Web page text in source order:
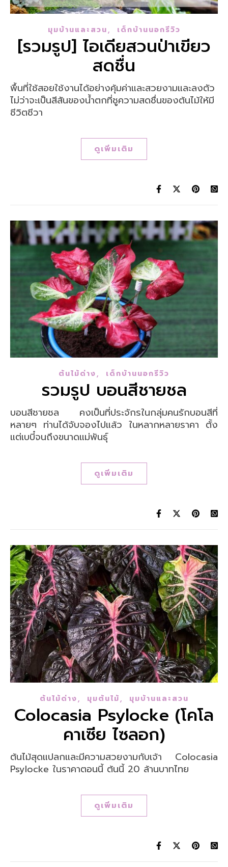
มุมบ้านและสวน, เด็กบ้านนอกรีวิว
[รวมรูป] ไอเดียสวนป่าเขียว
สดชื่น
พื้นที่ใช้สอยใช้งานได้อย่างคุ้มค่าและสวยงามและลงตัว
ไม่ว่าจะเป็นสีสันของน้ำตกที่ชูความสดชื่นของต้นไม้ให้มี
ชีวิตชีวา
ดูเพิ่มเติม
ต้นไม้ด่าง, เด็กบ้านนอกรีวิว
รวมรูป บอนสีชายชล
บอนสีชายชล คงเป็นที่ประจักรในกลุ่มคนรักบอนสีที่
หลายๆ ท่านได้จับจองไปแล้ว ในหลากหลายราคา ตั้ง
แต่เบบี๋จนถึงขนาดแม่พันธ์ุ
ดูเพิ่มเติม
ต้นไม้ด่าง, มุมต้นไม้, มุมบ้านและสวน
Colocasia Psylocke (โคโล
คาเซีย ไซลอก)
ต้นไม้สุดแปลกและมีความสวยงามกับเจ้า Colocasia
Psylocke ในราคาตอนนี้ ต้นนี้ 20 ล้านบาทไทย
ดูเพิ่มเติม